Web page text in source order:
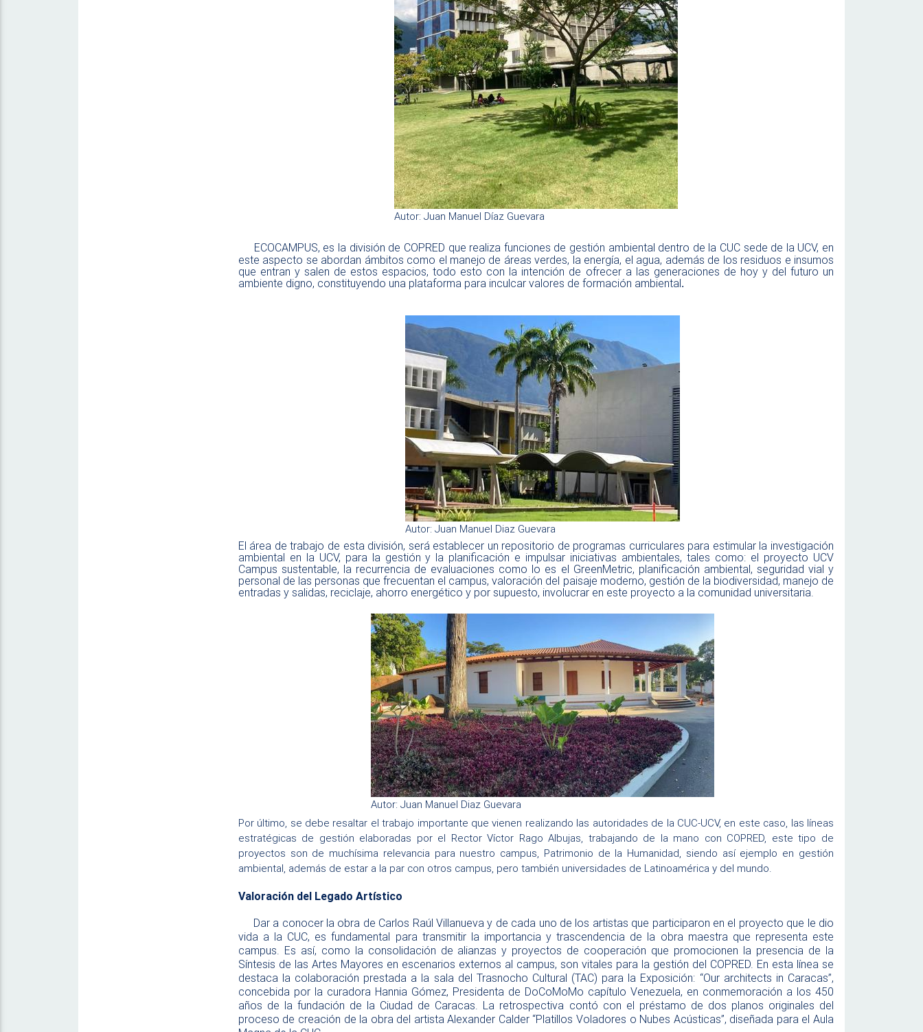
Autor: Juan Manuel Díaz Guevara
ECOCAMPUS, es la división de COPRED que realiza funciones de gestión ambiental dentro de la CUC sede de la UCV, en
este aspecto se abordan ámbitos como el manejo de áreas verdes, la energía, el agua, además de los residuos e insumos
que entran y salen de estos espacios, todo esto con la intención de ofrecer a las generaciones de hoy y del futuro un
ambiente digno, constituyendo una plataforma para inculcar valores de formación ambiental.
Autor: Juan Manuel Diaz Guevara
El área de trabajo de esta división, será establecer un repositorio de programas curriculares para estimular la investigación
ambiental en la UCV, para la gestión y la planificación e impulsar iniciativas ambientales, tales como: el proyecto UCV
Campus sustentable, la recurrencia de evaluaciones como lo es el GreenMetric, planificación ambiental, seguridad vial y
personal de las personas que frecuentan el campus, valoración del paisaje moderno, gestión de la biodiversidad, manejo de
entradas y salidas, reciclaje, ahorro energético y por supuesto, involucrar en este proyecto a la comunidad universitaria.
Autor: Juan Manuel Diaz Guevara
Por último, se debe resaltar el trabajo importante que vienen realizando las autoridades de la CUC-UCV, en este caso, las líneas
estratégicas de gestión elaboradas por el Rector Víctor Rago Albujas, trabajando de la mano con COPRED, este tipo de
proyectos son de muchísima relevancia para nuestro campus, Patrimonio de la Humanidad, siendo así ejemplo en gestión
ambiental, además de estar a la par con otros campus, pero también universidades de Latinoamérica y del mundo.
Valoración del Legado Artístico
Dar a conocer la obra de Carlos Raúl Villanueva y de cada uno de los artistas que participaron en el proyecto que le dio
vida a la CUC, es fundamental para transmitir la importancia y trascendencia de la obra maestra que representa este
campus. Es así, como la consolidación de alianzas y proyectos de cooperación que promocionen la presencia de la
Síntesis de las Artes Mayores en escenarios externos al campus, son vitales para la gestión del COPRED. En esta línea se
destaca la colaboración prestada a la sala del Trasnocho Cultural (TAC) para la Exposición: “Our architects in Caracas”,
concebida por la curadora Hannia Gómez, Presidenta de DoCoMoMo capítulo Venezuela, en conmemoración a los 450
años de la fundación de la Ciudad de Caracas. La retrospectiva contó con el préstamo de dos planos originales del
proceso de creación de la obra del artista Alexander Calder “Platillos Voladores o Nubes Acústicas”, diseñada para el Aula